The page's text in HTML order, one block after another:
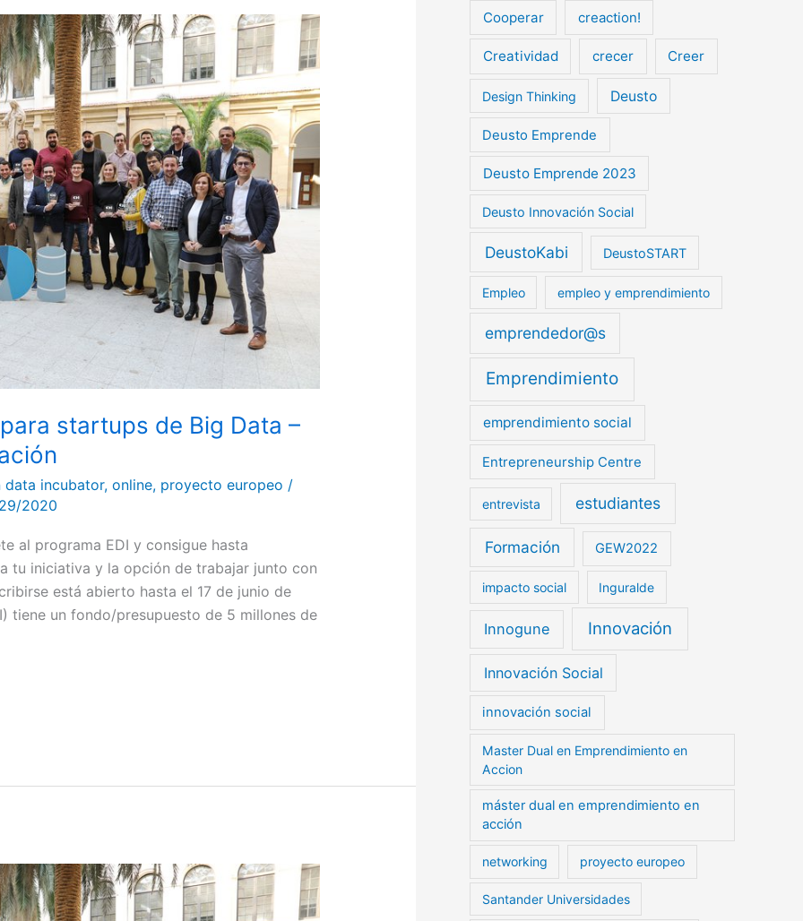
startups de Big Data –
data incubator, online, proyecto europeo /
2020
al programa EDI y consigue hasta
tu iniciativa y la opción de trabajar junto con
está abierto hasta el 17 de junio de
tiene un fondo/presupuesto de 5 millones de
Cooperar creaction!
Creatividad crecer Creer
Design Thinking Deusto
Deusto Emprende
Deusto Emprende 2023
Deusto Innovación Social
DeustoKabi DeustoSTART
Empleo empleo y emprendimiento
emprendedor@s
Emprendimiento
emprendimiento social
Entrepreneurship Centre
entrevista estudiantes
Formación GEW2022
impacto social Inguralde
Innogune Innovación
Innovación Social
innovación social
Master Dual en Emprendimiento en
Accion
máster dual en emprendimiento en
acción
networking proyecto europeo
Santander Universidades